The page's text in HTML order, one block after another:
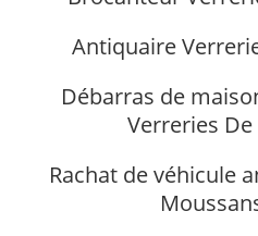
Antiquaire
Débarras de
Verreries
Rachat de véhicule